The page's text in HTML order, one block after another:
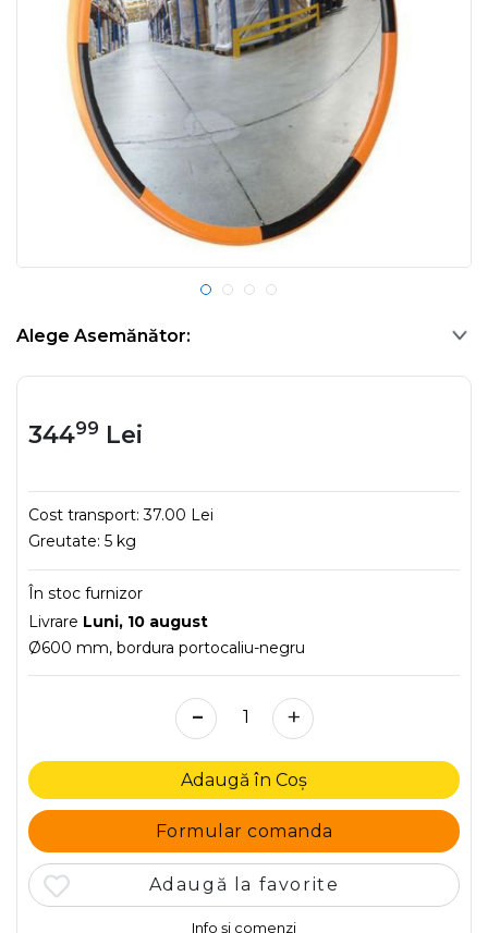
Alege Asemănător:
34499 Lei
Cost transport:37.00 Lei
Greutate: 5 kg
În stoc furnizor
Livrare Luni, 10 august
Ø600 mm, bordura portocaliu-negru
- +
Adaugă în Coș
Formular comanda
Adaugă la favorite
Info și comenzi